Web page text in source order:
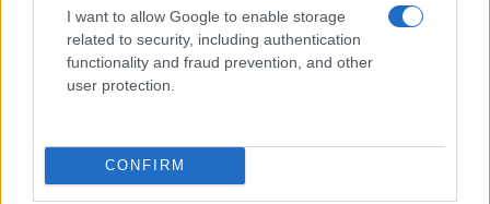
I want to allow Google to enable storage
related to security, including authentication
functionality and fraud prevention, and other
user protection.
CONFIRM
Murtala Muhammed en Lagos
Lucía Marín · 4 Ago 2026
NOTICIAS